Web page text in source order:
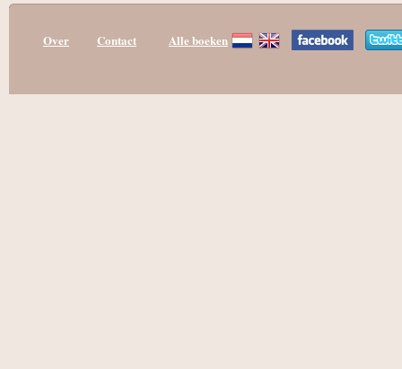
Over Contact Alle boeken